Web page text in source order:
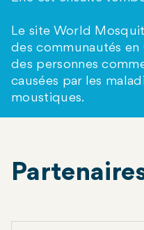
Le site World
des communautés
des personnes
causées par les
moustiques.